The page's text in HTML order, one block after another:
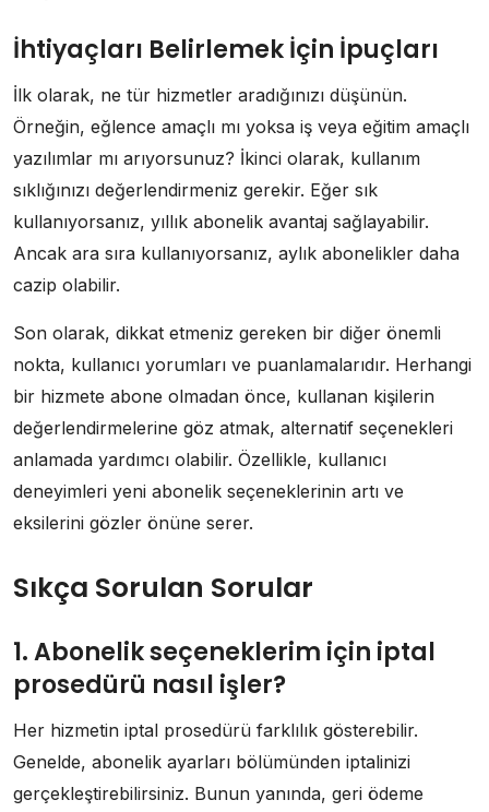
İhtiyaçları Belirlemek İçin İpuçları
İlk olarak, ne tür hizmetler aradığınızı düşünün.
Örneğin, eğlence amaçlı mı yoksa iş veya eğitim amaçlı
yazılımlar mı arıyorsunuz? İkinci olarak, kullanım
sıklığınızı değerlendirmeniz gerekir. Eğer sık
kullanıyorsanız, yıllık abonelik avantaj sağlayabilir.
Ancak ara sıra kullanıyorsanız, aylık abonelikler daha
cazip olabilir.
Son olarak, dikkat etmeniz gereken bir diğer önemli
nokta, kullanıcı yorumları ve puanlamalarıdır. Herhangi
bir hizmete abone olmadan önce, kullanan kişilerin
değerlendirmelerine göz atmak, alternatif seçenekleri
anlamada yardımcı olabilir. Özellikle, kullanıcı
deneyimleri yeni abonelik seçeneklerinin artı ve
eksilerini gözler önüne serer.
Sıkça Sorulan Sorular
1. Abonelik seçeneklerim için iptal
prosedürü nasıl işler?
Her hizmetin iptal prosedürü farklılık gösterebilir.
Genelde, abonelik ayarları bölümünden iptalinizi
gerçekleştirebilirsiniz. Bunun yanında, geri ödeme